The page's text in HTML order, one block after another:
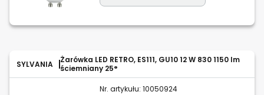
SYLVANIA
Żarówka LED RETRO, ES111, GU10 12 W 830 1150 lm
ściemniany 25°
Nr. artykułu: 10050924